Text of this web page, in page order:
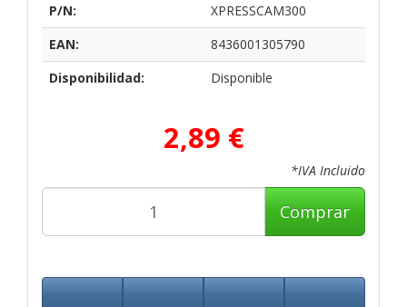
P/N:
XPRESSCAM300
EAN:
8436001305790
Disponibilidad:
Disponible
2,89 €
*IVA Incluido
Comprar